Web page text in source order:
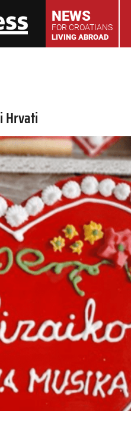
NEWS
FOR CROATIANS
LIVING ABROAD
Hrvati